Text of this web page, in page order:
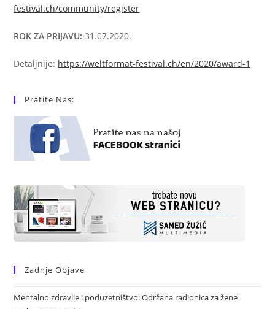
festival.ch/community/register
ROK ZA PRIJAVU: 31.07.2020.
Detaljnije: https://weltformat-festival.ch/en/2020/award-1
Pratite Nas:
Zadnje Objave
Mentalno zdravlje i poduzetništvo: Održana radionica za žene